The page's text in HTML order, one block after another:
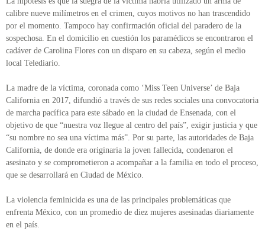
calibre nueve milímetros en el crimen, cuyos motivos no han trascendido
por el momento. Tampoco hay confirmación oficial del paradero de la
sospechosa. En el domicilio en cuestión los paramédicos se encontraron el
cadáver de Carolina Flores con un disparo en su cabeza, según el medio
local Telediario.
La madre de la víctima, coronada como ‘Miss Teen Universe’ de Baja
California en 2017, difundió a través de sus redes sociales una convocatoria
de marcha pacífica para este sábado en la ciudad de Ensenada, con el
objetivo de que “nuestra voz llegue al centro del país”, exigir justicia y que
“su nombre no sea una víctima más”. Por su parte, las autoridades de Baja
California, de donde era originaria la joven fallecida, condenaron el
asesinato y se comprometieron a acompañar a la familia en todo el proceso,
que se desarrollará en Ciudad de México.
La violencia feminicida es una de las principales problemáticas que
enfrenta México, con un promedio de diez mujeres asesinadas diariamente
en el país.